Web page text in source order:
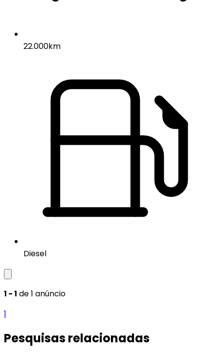
22.000km
Diesel
1 - 1 de 1 anúncio
1
Pesquisas relacionadas